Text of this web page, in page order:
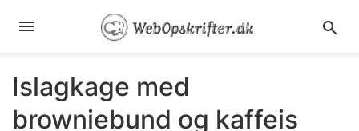
Islagkage med
browniebund og kaffeis